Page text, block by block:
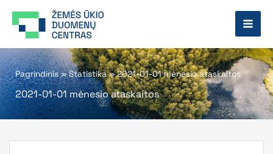
prie
Pagrindinis»Statistika»2021-01-01 mėnesio ataskaitos
2021-01-01 mėnesio ataskaitos